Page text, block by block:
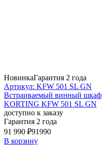
НовинкаГарантия 2 года
Артикул: KFW 501 SL GN
Встраиваемый винный шкаф
KORTING KFW 501 SL GN
доступно к заказу
Гарантия 2 года
91 990 ₽91990
В корзину